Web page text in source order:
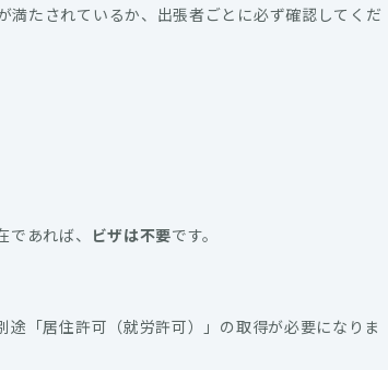
満たされているか、出張者ごとに必ず確認してくだ
あれば、 ビザは不要です。
「居住許可（就労許可）」の取得が必要になりま